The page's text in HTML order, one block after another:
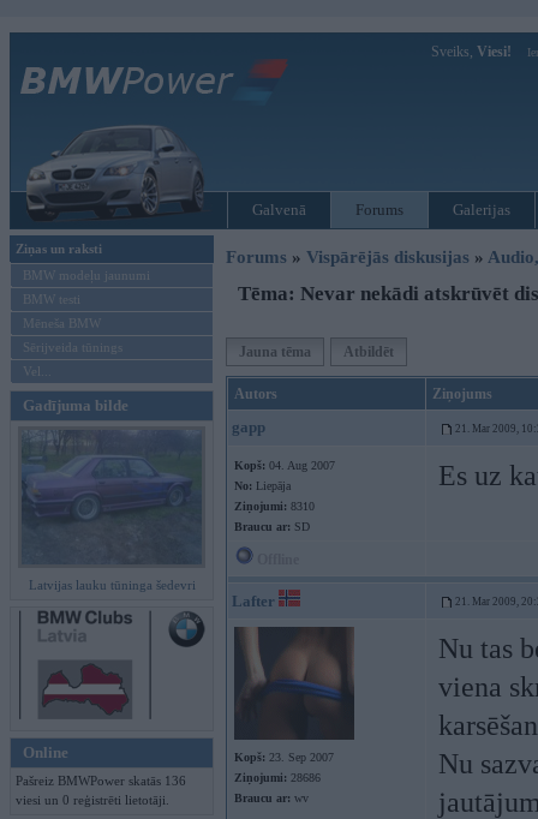
Sveiks, Viesi!
Galvenā Forums Galerijas
Ziņas un raksti
BMW modeļu jaunumi
BMW testi
Mēneša BMW
Sērijveida tūnings
Vel...
Gadījuma bilde
Latvijas lauku tūninga šedevri
Online
Pašreiz BMWPower skatās 136
viesi un 0 reģistrēti lietotāji.
Forums » Vispārējās diskusijas »
Tēma: Nevar nekādi atskrūvēt
Jauna tēma Atbildēt
Autors Ziņojums
gapp 21. Mar 2009,
Kopš: 04. Aug 2007
No: Liepāja
Ziņojumi: 8310
Braucu ar: SD
Es uz
Lafter 21. Mar 2009,
Kopš: 23. Sep 2007
Ziņojumi: 28686
Braucu ar: wv
Nu tas
viena
Nu